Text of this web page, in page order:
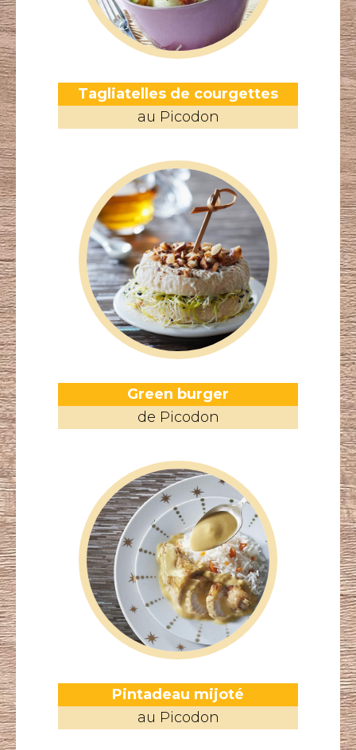
Tagliatelles de courgettes
au Picodon
Green burger
de Picodon
Pintadeau mijoté
au Picodon